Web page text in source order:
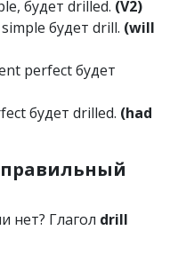
будет drilled. (V2)
будет drill. (will
perfect будет
будет drilled. (had
нет? Глагол drill